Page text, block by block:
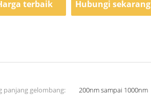
terbaik Hubungi sekarang
panjang gelombang:
200nm sampai 1000nm